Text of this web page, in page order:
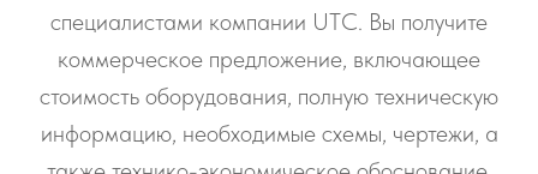
специалистами компании UТС. Вы получите
коммерческое предложение, включающее
стоимость оборудования, полную техническую
информацию, необходимые схемы, чертежи, а